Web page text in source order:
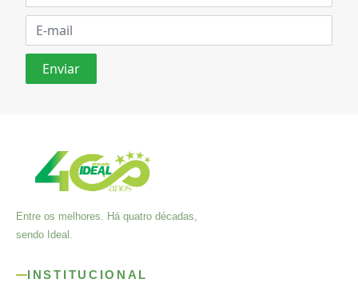
Entre os melhores. Há quatro décadas,
sendo Ideal.
INSTITUCIONAL